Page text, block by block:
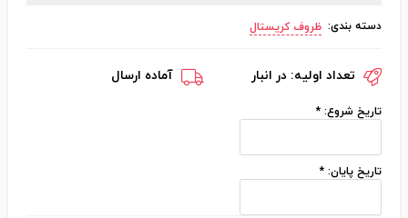
دسته بندی: ظروف کریستال
تعداد اولیه: در انبار آماده ارسال
تاریخ شروع: *
تاریخ پایان: *